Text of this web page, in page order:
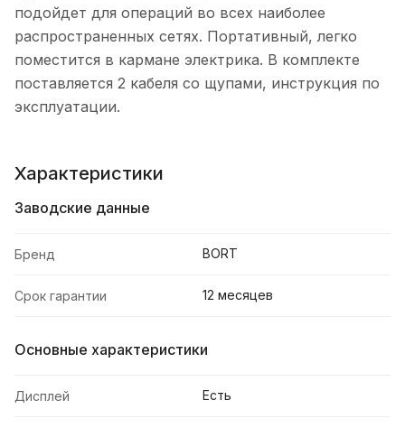
подойдет для операций во всех наиболее
распространенных сетях. Портативный, легко
поместится в кармане электрика. В комплекте
поставляется 2 кабеля со щупами, инструкция по
эксплуатации.
Характеристики
Заводские данные
Бренд BORT
Срок гарантии 12 месяцев
Основные характеристики
Дисплей Есть